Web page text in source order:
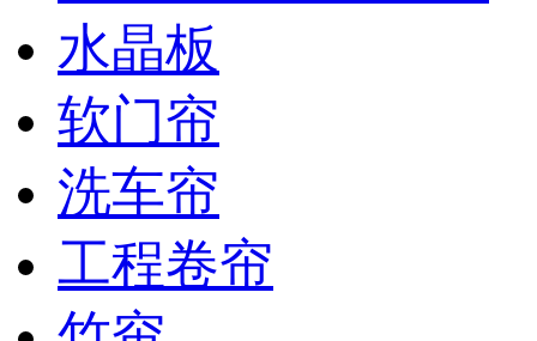
水晶板
软门帘
洗车帘
工程卷帘